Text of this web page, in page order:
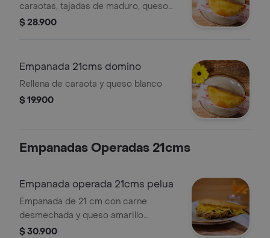
caraotas, tajadas de maduro, queso
llanero
$ 28.900
Empanada 21cms domino
Rellena de caraota y queso blanco
$ 19.900
Empanadas Operadas 21cms
Empanada operada 21cms pelua
Empanada de 21 cm con carne
desmechada y queso amarillo
holandés.
$ 30.900